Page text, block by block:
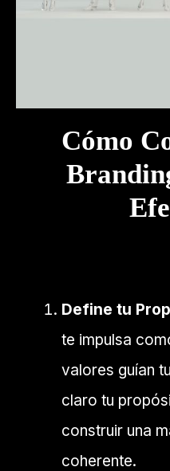
Cómo
Define tu
te impulsa
valores guían
claro tu
construir una
coherente.